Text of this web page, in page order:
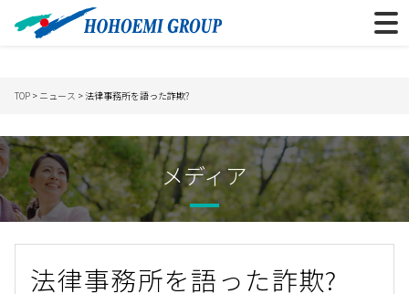
TOP > ニュース > 法律事務所を語った詐欺?
メディア
法律事務所を語った詐欺?